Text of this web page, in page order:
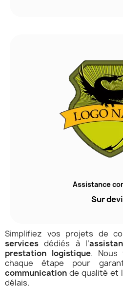
Assistance
Sur
Simplifiez vos projets de
services dédiés à l’
prestation logistique. Nous
chaque étape pour
communication de qualité et
délais.